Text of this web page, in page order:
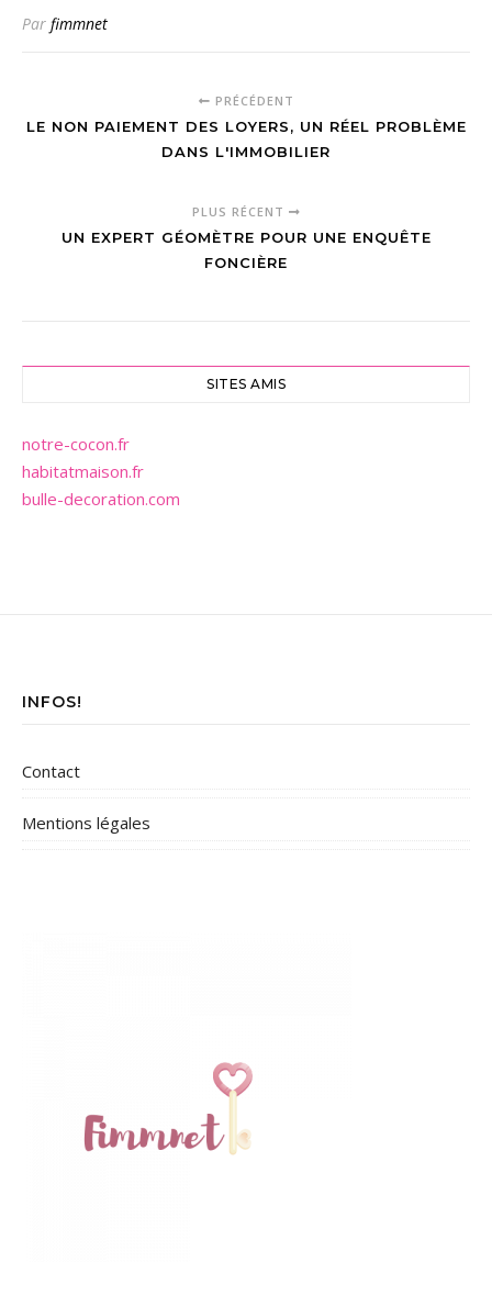
Par fimmnet
PRÉCÉDENT
LE NON PAIEMENT DES LOYERS, UN RÉEL PROBLÈME
DANS L'IMMOBILIER
PLUS RÉCENT
UN EXPERT GÉOMÈTRE POUR UNE ENQUÊTE
FONCIÈRE
SITES AMIS
notre-cocon.fr
habitatmaison.fr
bulle-decoration.com
INFOS!
Contact
Mentions légales